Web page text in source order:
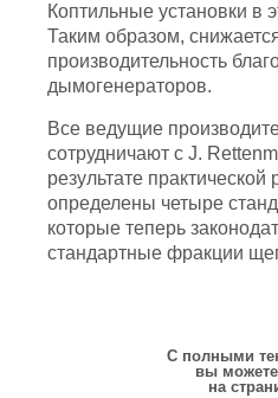
Коптильные установки в
Таким образом,
производительность
дымогенераторов.
Все ведущие
сотрудничают с J.
результате
определены четыре
которые теперь
стандартные фракции
С полными
вы
на